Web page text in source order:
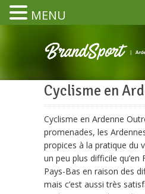
Cyclisme en
Cyclisme en Ardenne
promenades, les
propices à la pratique du
un peu plus difficile qu’en
Pays-Bas en raison des
mais c’est aussi très
MENU